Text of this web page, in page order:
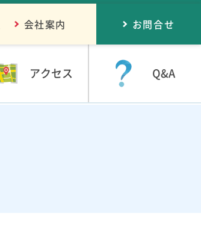
アクセス Q&A
会社案内 お問合せ